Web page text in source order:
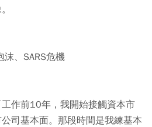
、SARS危機
作前10年，我開始接觸資本市
司基本面。那段時間是我練基本